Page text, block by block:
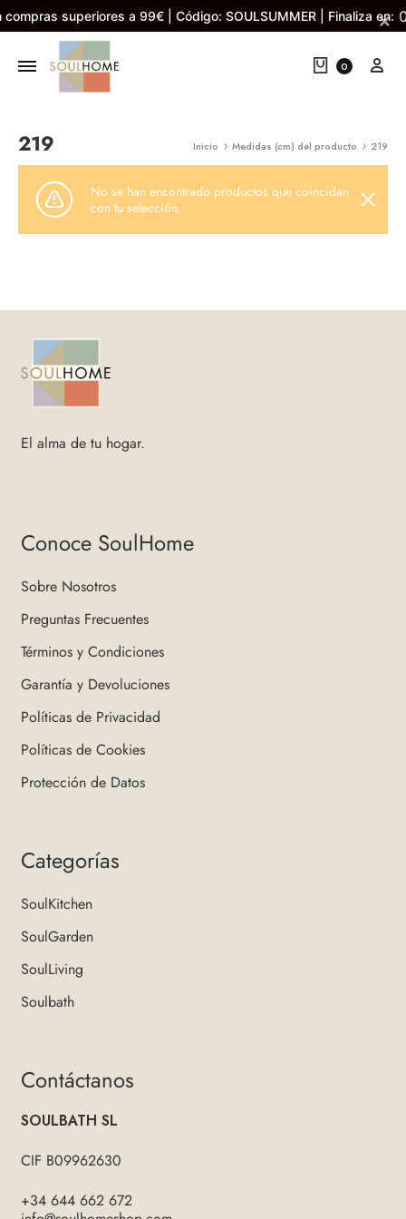
superiores a 99€ | Código: SOULSUMMER | Finaliza en:
×
Cart
0
219 Inicio Medidas (cm) del producto 219
No se han encontrado productos que coincidan
con tu selección.
El alma de tu hogar.
Conoce SoulHome
Sobre Nosotros
Preguntas Frecuentes
Términos y Condiciones
Garantía y Devoluciones
Políticas de Privacidad
Políticas de Cookies
Protección de Datos
Categorías
SoulKitchen
SoulGarden
SoulLiving
Soulbath
Contáctanos
SOULBATH SL
CIF B09962630
+34 644 662 672